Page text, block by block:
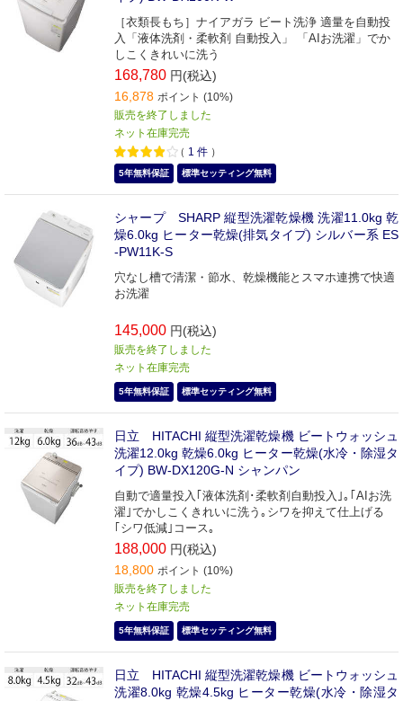
［衣類長もち］ナイアガラ ビート洗浄 適量を自動投
入「液体洗剤・柔軟剤 自動投入」 「AIお洗濯」でか
しこくきれいに洗う
168,780 円(税込)
16,878 ポイント (10%)
販売を終了しました
ネット在庫完売
（ 1 件 ）
5年無料保証 標準セッティング無料
シャープ SHARP 縦型洗濯乾燥機 洗濯11.0kg 乾
燥6.0kg ヒーター乾燥(排気タイプ) シルバー系 ES
-PW11K-S
穴なし槽で清潔・節水、乾燥機能とスマホ連携で快適
お洗濯
145,000 円(税込)
販売を終了しました
ネット在庫完売
5年無料保証 標準セッティング無料
日立 HITACHI 縦型洗濯乾燥機 ビートウォッシュ
洗濯12.0kg 乾燥6.0kg ヒーター乾燥(水冷・除湿タ
イプ) BW-DX120G-N シャンパン
自動で適量投入｢液体洗剤･柔軟剤自動投入｣｡｢AIお洗
濯｣でかしこくきれいに洗う｡シワを抑えて仕上げる
｢シワ低減｣コース｡
188,000 円(税込)
18,800 ポイント (10%)
販売を終了しました
ネット在庫完売
5年無料保証 標準セッティング無料
日立 HITACHI 縦型洗濯乾燥機 ビートウォッシュ
洗濯8.0kg 乾燥4.5kg ヒーター乾燥(水冷・除湿タ